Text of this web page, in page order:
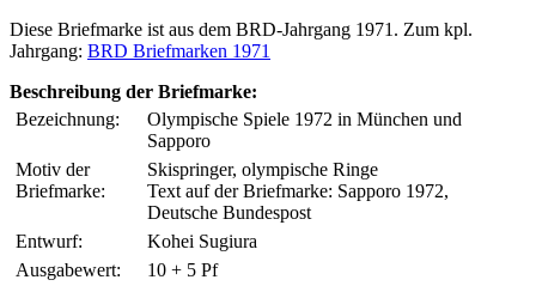
Diese Briefmarke ist aus dem BRD-Jahrgang 1971. Zum kpl.
Jahrgang: BRD Briefmarken 1971
Beschreibung der Briefmarke:
Bezeichnung:
Olympische Spiele 1972 in München und
Sapporo
Motiv der
Briefmarke:
Skispringer, olympische Ringe
Text auf der Briefmarke: Sapporo 1972,
Deutsche Bundespost
Entwurf:
Kohei Sugiura
Ausgabewert:
10 + 5 Pf